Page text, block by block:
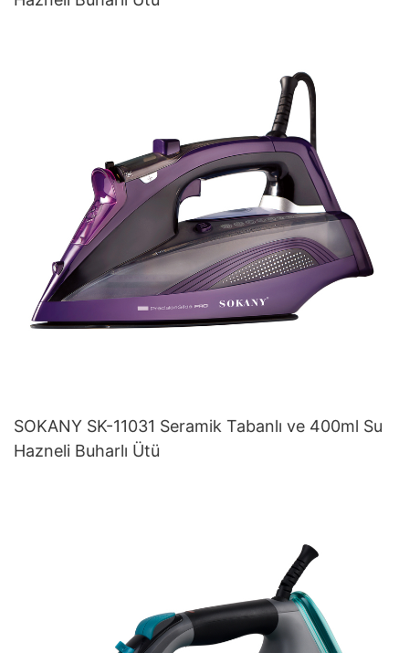
SOKANY SK-11031 Seramik Tabanlı ve 400ml Su
Hazneli Buharlı Ütü